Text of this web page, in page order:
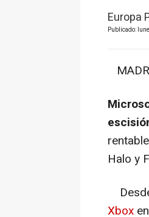
Europa
Publicado:
Halo y
Xbox